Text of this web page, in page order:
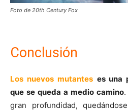
Foto de 20th Century Fox
Conclusión
Los nuevos mutantes es una
que se queda a medio camino.
gran profundidad,